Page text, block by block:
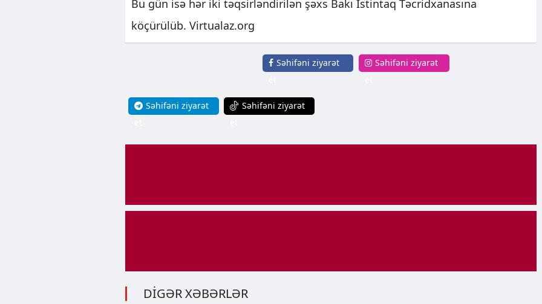
Bu gün isə hər iki təqsirləndirilən şəxs Bakı İstintaq Təcridxanasına
köçürülüb. Virtualaz.org
Səhifəni ziyarət
Səhifəni ziyarət
Səhifəni ziyarət
Səhifəni ziyarət
DİGƏR XƏBƏRLƏR